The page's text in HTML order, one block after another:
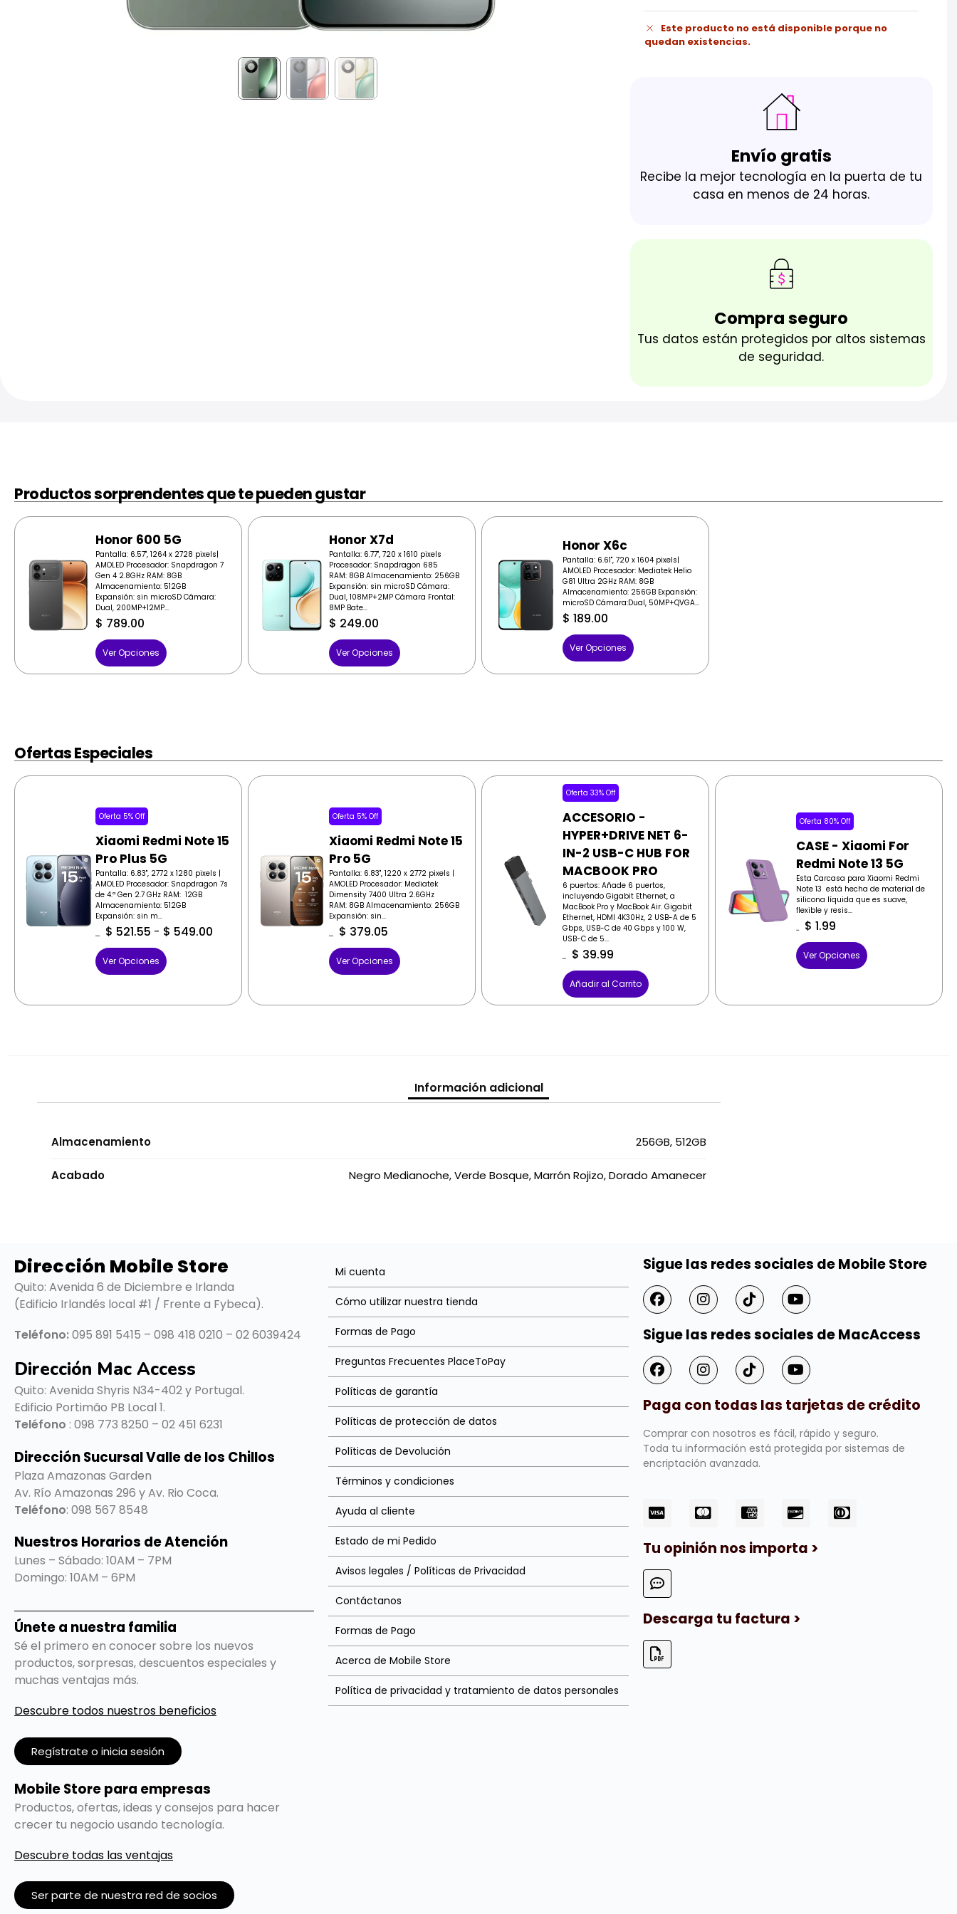
Este producto no está disponible porque no
quedan existencias.
Envío gratis
Recibe la mejor tecnología en la puerta de tu
casa en menos de 24 horas.
Compra seguro
Tus datos están protegidos por altos sistemas
de seguridad.
Productos sorprendentes que te pueden gustar
Honor 600 5G
Pantalla: 6.57", 1264 x 2728 pixels|
AMOLED Procesador: Snapdragon 7
Gen 4 2.8GHz RAM: 8GB
Almacenamiento: 512GB
Expansión: sin microSD Cámara:
Dual, 200MP+12MP...
$ 789.00
Ver Opciones
Honor X7d
Pantalla: 6.77", 720 x 1610 pixels
Procesador: Snapdragon 685
RAM: 8GB Almacenamiento: 256GB
Expansión: sin microSD Cámara:
Dual, 108MP+2MP Cámara Frontal:
8MP Bate...
$ 249.00
Ver Opciones
Honor X6c
Pantalla: 6.61", 720 x 1604 pixels|
AMOLED Procesador: Mediatek Helio
G81 Ultra 2GHz RAM: 8GB
Almacenamiento: 256GB Expansión:
microSD Cámara:Dual, 50MP+QVGA...
$ 189.00
Ver Opciones
Ofertas Especiales
Oferta 5% Off
Xiaomi Redmi Note 15
Pro Plus 5G
Pantalla: 6.83", 2772 x 1280 pixels |
AMOLED Procesador: Snapdragon 7s
de 4.ª Gen 2.7 GHz RAM: 12GB
Almacenamiento: 512GB
Expansión: sin m...
$ 521.55 - $ 549.00
Ver Opciones
Oferta 5% Off
Xiaomi Redmi Note 15
Pro 5G
Pantalla: 6.83", 1220 x 2772 pixels |
AMOLED Procesador: Mediatek
Dimensity 7400 Ultra 2.6GHz
RAM: 8GB Almacenamiento: 256GB
Expansión: sin...
$ 379.05
Ver Opciones
Oferta 33% Off
ACCESORIO -
HYPER+DRIVE NET 6-
IN-2 USB-C HUB FOR
MACBOOK PRO
6 puertos: Añade 6 puertos,
incluyendo Gigabit Ethernet, a
MacBook Pro y MacBook Air. Gigabit
Ethernet, HDMI 4K30Hz, 2 USB-A de 5
Gbps, USB-C de 40 Gbps y 100 W,
USB-C de 5...
$ 39.99
Añadir al Carrito
Oferta 80% Off
CASE - Xiaomi For
Redmi Note 13 5G
Esta Carcasa para Xiaomi Redmi
Note 13 está hecha de material de
silicona líquida que es suave,
flexible y resis...
$ 1.99
Ver Opciones
Información adicional
Almacenamiento 256GB, 512GB
Acabado Negro Medianoche, Verde Bosque, Marrón Rojizo, Dorado Amanecer
Dirección Mobile Store
Quito: Avenida 6 de Diciembre e Irlanda
(Edificio Irlandés local #1 / Frente a Fybeca).
Teléfono:095 891 5415 – 098 418 0210 – 02 6039424
Dirección Mac Access
Quito: Avenida Shyris N34-402 y Portugal.
Edificio Portimão PB Local 1.
Teléfono : 098 773 8250 – 02 451 6231
Dirección Sucursal Valle de los Chillos
Plaza Amazonas Garden
Av. Río Amazonas 296 y Av. Rio Coca.
Teléfono: 098 567 8548
Nuestros Horarios de Atención
Lunes – Sábado: 10AM – 7PM
Domingo: 10AM – 6PM
Únete a nuestra familia
Sé el primero en conocer sobre los nuevos
productos, sorpresas, descuentos especiales y
muchas ventajas más.
Descubre todos nuestros beneficios
Regístrate o inicia sesión
Mobile Store para empresas
Productos, ofertas, ideas y consejos para hacer
crecer tu negocio usando tecnología.
Descubre todas las ventajas
Ser parte de nuestra red de socios
Mi cuenta
Cómo utilizar nuestra tienda
Formas de Pago
Preguntas Frecuentes PlaceToPay
Políticas de garantía
Políticas de protección de datos
Políticas de Devolución
Términos y condiciones
Ayuda al cliente
Estado de mi Pedido
Avisos legales / Políticas de Privacidad
Contáctanos
Formas de Pago
Acerca de Mobile Store
Política de privacidad y tratamiento de datos personales
Sigue las redes sociales de Mobile Store
Sigue las redes sociales de MacAccess
Paga con todas las tarjetas de crédito
Comprar con nosotros es fácil, rápido y seguro.
Toda tu información está protegida por sistemas de
encriptación avanzada.
Tu opinión nos importa >
Descarga tu factura >